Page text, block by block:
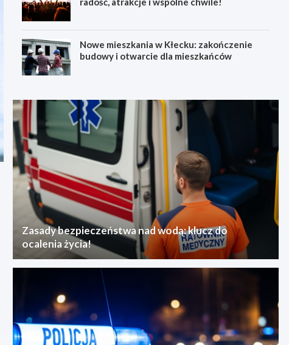
Nowe mieszkania w Kłecku: zakończenie
budowy i otwarcie dla mieszkańców
Zasady bezpieczeństwa nad wodą: klucz do
ocalenia życia!